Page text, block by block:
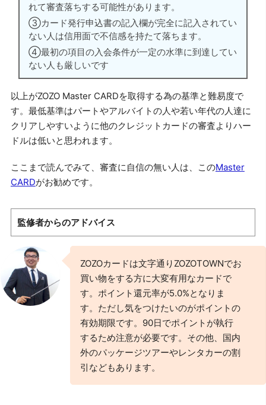
れて審査落ちする可能性があります。
③カード発行申込書の記入欄が完全に記入されてい
ない人は信用面で不信感を持たて落ちます。
④最初の項目の入会条件が一定の水準に到達してい
ない人も厳しいです
以上がZOZO Master CARDを取得する為の基準と難易度で
す。最低基準はパートやアルバイトの人や若い年代の人達に
クリアしやすいように他のクレジットカードの審査よりハー
ドルは低いと思われます。
ここまで読んでみて、審査に自信の無い人は、このMaster
CARDがお勧めです。
監修者からのアドバイス
ZOZOカードは文字通りZOZOTOWNでお
買い物をする方に大変有用なカードで
す。ポイント還元率が5.0%となりま
す。ただし気をつけたいのがポイントの
有効期限です。90日でポイントが執行
するため注意が必要です。その他、国内
外のパッケージツアーやレンタカーの割
引などもあります。